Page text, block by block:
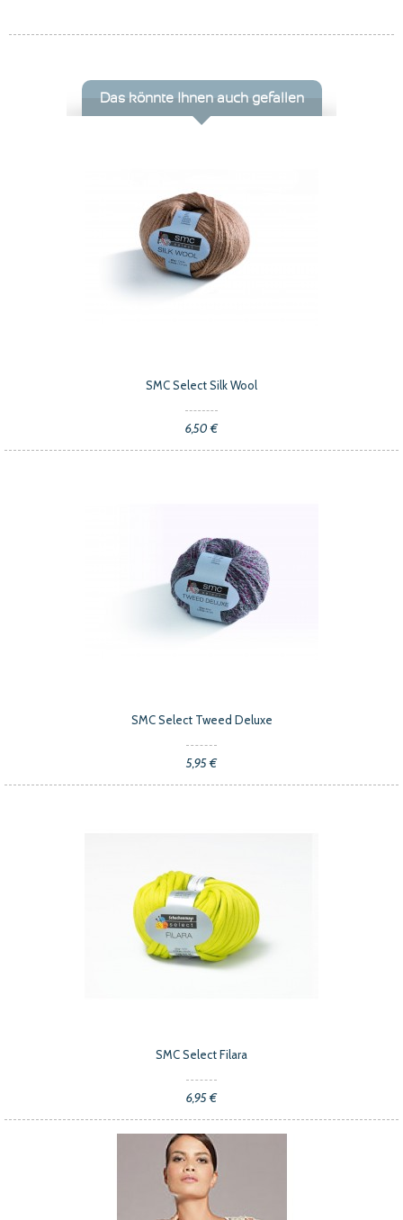
Das könnte Ihnen auch gefallen
SMC Select Silk Wool
6,50 €
SMC Select Tweed Deluxe
5,95 €
SMC Select Filara
6,95 €